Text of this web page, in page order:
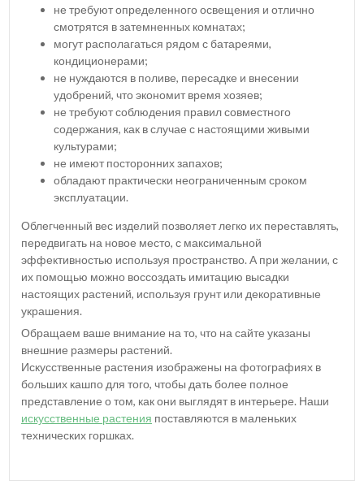
не требуют определенного освещения и отлично
смотрятся в затемненных комнатах;
могут располагаться рядом с батареями,
кондиционерами;
не нуждаются в поливе, пересадке и внесении
удобрений, что экономит время хозяев;
не требуют соблюдения правил совместного
содержания, как в случае с настоящими живыми
культурами;
не имеют посторонних запахов;
обладают практически неограниченным сроком
эксплуатации.
Облегченный вес изделий позволяет легко их переставлять,
передвигать на новое место, с максимальной
эффективностью используя пространство. А при желании, с
их помощью можно воссоздать имитацию высадки
настоящих растений, используя грунт или декоративные
украшения.
Обращаем ваше внимание на то, что на сайте указаны
внешние размеры растений.
Искусственные растения изображены на фотографиях в
больших кашпо для того, чтобы дать более полное
представление о том, как они выглядят в интерьере. Наши
искусственные растения поставляются в маленьких
технических горшках.